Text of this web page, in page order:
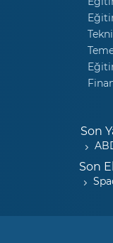
Son
Son